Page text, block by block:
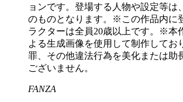
ョンです。登場する人物や設定等は
のものとなります。※この作品内に
ラクターは全員20歳以上です。※本
よる生成画像を使用して制作して
罪、その他違法行為を美化または助
ございません。
FANZA